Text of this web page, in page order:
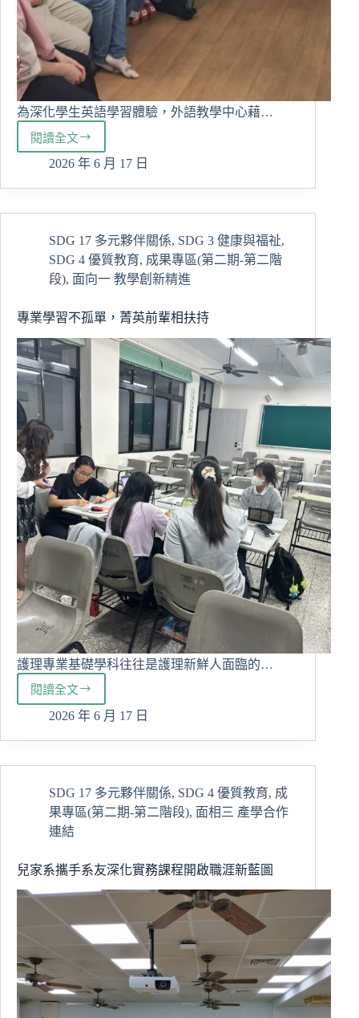
動
力
為深化學生英語學習體驗，外語教學中心藉…
閱讀全文
把
英
出
美
國
教
以
動
遊
戲
學
生
自
然
開
口
說
英
2026 年 6 月 17 日
SDG 17 多元夥伴關係, SDG 3 健康與福祉,
SDG 4 優質教育, 成果專區(第二期-第二階
段), 面向一 教學創新精進
專業學習不孤單，菁英前輩相扶持
護理專業基礎學科往往是護理新鮮人面臨的…
閱讀全文
專
業
不
單，
菁
英
輩
扶
2026 年 6 月 17 日
SDG 17 多元夥伴關係, SDG 4 優質教育, 成
果專區(第二期-第二階段), 面相三 產學合作
連結
兒家系攜手系友深化實務課程開啟職涯新藍圖